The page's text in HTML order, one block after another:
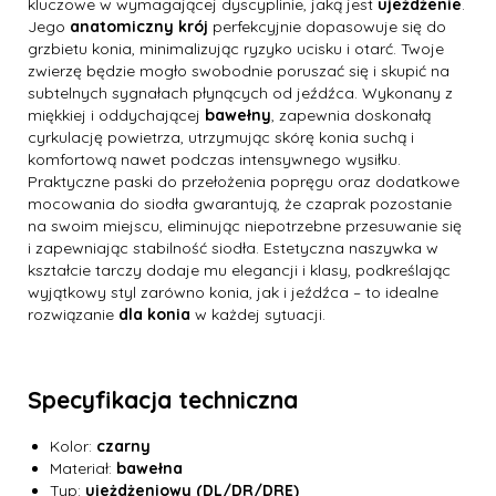
kluczowe w wymagającej dyscyplinie, jaką jest ujeżdżenie.
Jego anatomiczny krój perfekcyjnie dopasowuje się do
grzbietu konia, minimalizując ryzyko ucisku i otarć. Twoje
zwierzę będzie mogło swobodnie poruszać się i skupić na
subtelnych sygnałach płynących od jeźdźca. Wykonany z
miękkiej i oddychającej bawełny, zapewnia doskonałą
cyrkulację powietrza, utrzymując skórę konia suchą i
komfortową nawet podczas intensywnego wysiłku.
Praktyczne paski do przełożenia popręgu oraz dodatkowe
mocowania do siodła gwarantują, że czaprak pozostanie
na swoim miejscu, eliminując niepotrzebne przesuwanie się
i zapewniając stabilność siodła. Estetyczna naszywka w
kształcie tarczy dodaje mu elegancji i klasy, podkreślając
wyjątkowy styl zarówno konia, jak i jeźdźca – to idealne
rozwiązanie dla konia w każdej sytuacji.
Specyfikacja techniczna
Kolor: czarny
Materiał: bawełna
Typ: ujeżdżeniowy (DL/DR/DRE)